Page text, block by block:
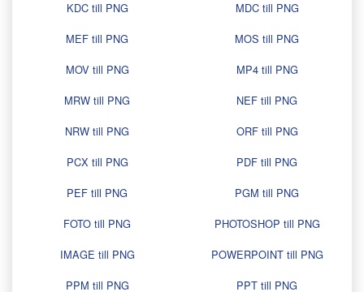
KDC till PNG
MDC till PNG
MEF till PNG
MOS till PNG
MOV till PNG
MP4 till PNG
MRW till PNG
NEF till PNG
NRW till PNG
ORF till PNG
PCX till PNG
PDF till PNG
PEF till PNG
PGM till PNG
FOTO till PNG
PHOTOSHOP till PNG
IMAGE till PNG
POWERPOINT till PNG
PPM till PNG
PPT till PNG